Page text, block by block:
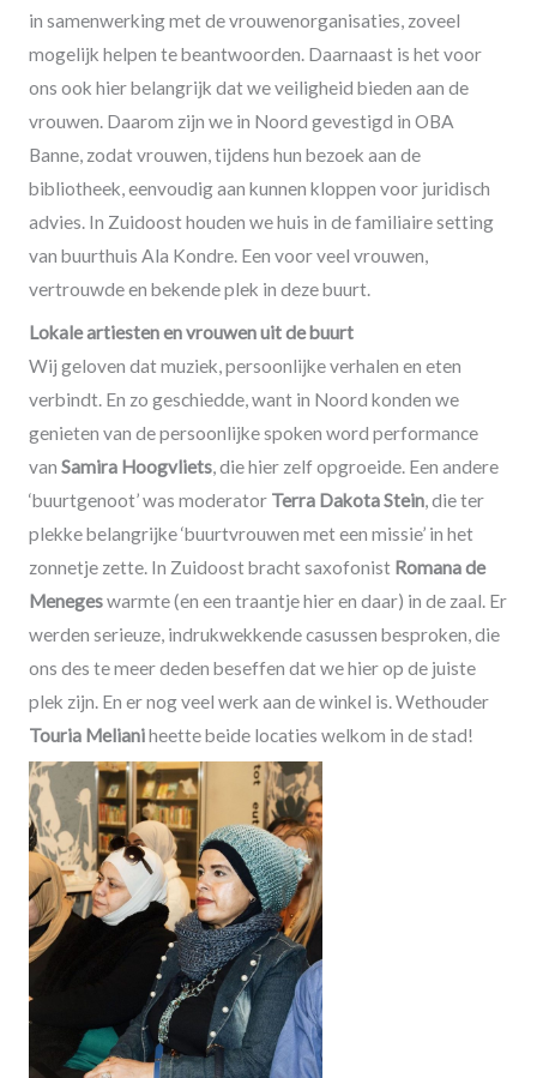
in samenwerking met de vrouwenorganisaties, zoveel
mogelijk helpen te beantwoorden. Daarnaast is het voor
ons ook hier belangrijk dat we veiligheid bieden aan de
vrouwen. Daarom zijn we in Noord gevestigd in OBA
Banne, zodat vrouwen, tijdens hun bezoek aan de
bibliotheek, eenvoudig aan kunnen kloppen voor juridisch
advies. In Zuidoost houden we huis in de familiaire setting
van buurthuis Ala Kondre. Een voor veel vrouwen,
vertrouwde en bekende plek in deze buurt.
Lokale artiesten en vrouwen uit de buurt
Wij geloven dat muziek, persoonlijke verhalen en eten
verbindt. En zo geschiedde, want in Noord konden we
genieten van de persoonlijke spoken word performance
van Samira Hoogvliets, die hier zelf opgroeide. Een andere
‘buurtgenoot’ was moderator Terra Dakota Stein, die ter
plekke belangrijke ‘buurtvrouwen met een missie’ in het
zonnetje zette. In Zuidoost bracht saxofonist Romana de
Menegeswarmte (en een traantje hier en daar) in de zaal. Er
werden serieuze, indrukwekkende casussen besproken, die
ons des te meer deden beseffen dat we hier op de juiste
plek zijn. En er nog veel werk aan de winkel is. Wethouder
Touria Melianiheette beide locaties welkom in de stad!